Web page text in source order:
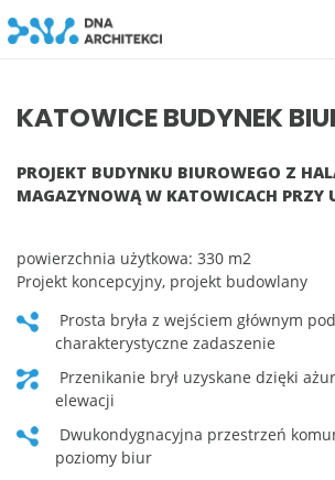
KATOWICE BUDYNEK
PROJEKT BUDYNKU BIUROWEGO Z
MAGAZYNOWĄ W KATOWICACH PRZY
powierzchnia użytkowa: 330 m2
Projekt koncepcyjny, projekt budowlany
prosta bryła z wejściem głównym podkreślonym przez
charakterystyczne zadaszenie
przenikanie brył uzyskane dzięki ażurowym fragmentom
elewacji
dwukondygnacyjna przestrzeń komunikacji łączy dwa
poziomy biur